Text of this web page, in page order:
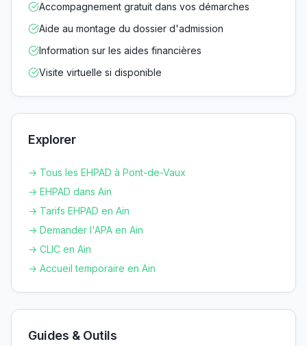
Accompagnement gratuit dans vos démarches
Aide au montage du dossier d'admission
Information sur les aides financières
Visite virtuelle si disponible
Explorer
→ Tous les EHPAD à Pont-de-Vaux
→ EHPAD dans Ain
→ Tarifs EHPAD en Ain
→ Demander l'APA en Ain
→ CLIC en Ain
→ Accueil temporaire en Ain
Guides & Outils